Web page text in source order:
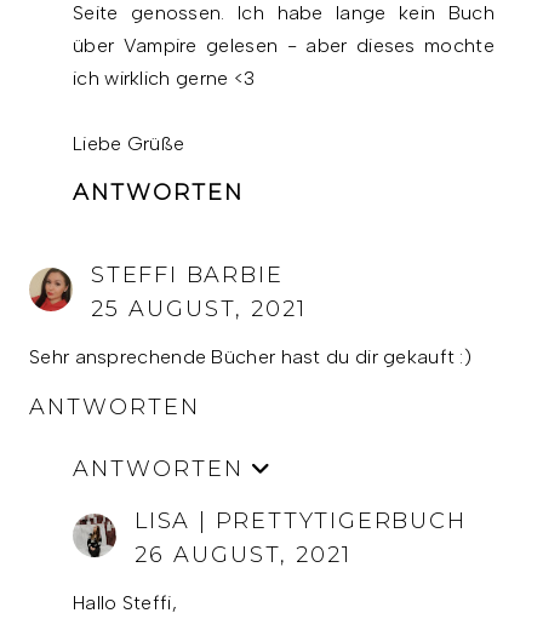
Seite genossen. Ich habe lange kein Buch
über Vampire gelesen - aber dieses mochte
ich wirklich gerne <3
Liebe Grüße
ANTWORTEN
STEFFI BARBIE
25 AUGUST, 2021
Sehr ansprechende Bücher hast du dir gekauft :)
ANTWORTEN
ANTWORTEN
LISA | PRETTYTIGERBUCH
26 AUGUST, 2021
Hallo Steffi,